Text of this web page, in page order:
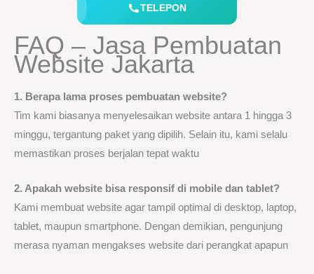
TELEPON
FAQ – Jasa Pembuatan
Website Jakarta
1. Berapa lama proses pembuatan website?
Tim kami biasanya menyelesaikan website antara 1 hingga 3
minggu, tergantung paket yang dipilih. Selain itu, kami selalu
memastikan proses berjalan tepat waktu
2. Apakah website bisa responsif di mobile dan tablet?
Kami membuat website agar tampil optimal di desktop, laptop,
tablet, maupun smartphone. Dengan demikian, pengunjung
merasa nyaman mengakses website dari perangkat apapun